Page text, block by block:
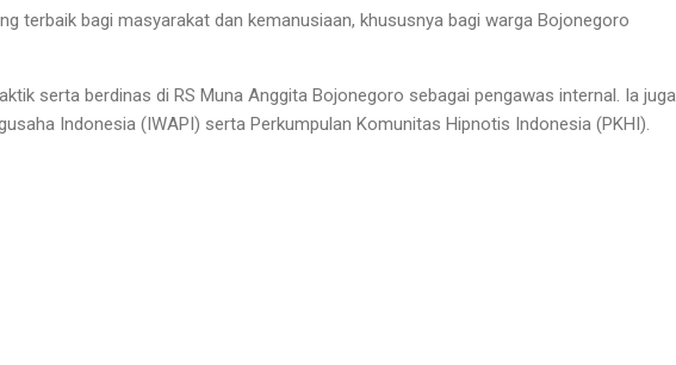
terbaik bagi masyarakat dan kemanusiaan, khususnya bagi warga Bojonegoro
serta berdinas di RS Muna Anggita Bojonegoro sebagai pengawas internal. Ia juga
Indonesia (IWAPI) serta Perkumpulan Komunitas Hipnotis Indonesia (PKHI).